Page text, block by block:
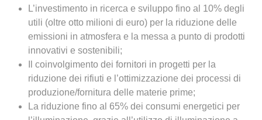
L’investimento in ricerca e sviluppo fino al 10% degli
utili (oltre otto milioni di euro) per la riduzione delle
emissioni in atmosfera e la messa a punto di prodotti
innovativi e sostenibili;
Il coinvolgimento dei fornitori in progetti per la
riduzione dei rifiuti e l’ottimizzazione dei processi di
produzione/fornitura delle materie prime;
La riduzione fino al 65% dei consumi energetici per